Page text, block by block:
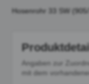
Hosenrohr 33 SW
Angaben zur
mit dem